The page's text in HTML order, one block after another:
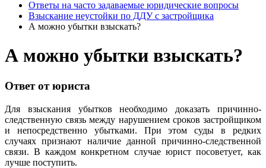
Ответы на часто задаваемые юридические вопросы
Взыскание неустойки по ДДУ с застройщика
А можно убытки взыскать?
А можно убытки взыскать?
Ответ от юриста
Для взыскания убытков необходимо доказать причинно-
следственную связь между нарушением сроков застройщиком
и непосредственно убытками. При этом суды в редких
случаях признают наличие данной причинно-следственной
связи. В каждом конкретном случае юрист посоветует, как
лучше поступить.